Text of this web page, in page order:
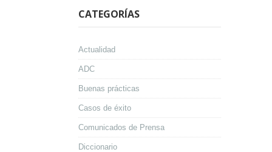
CATEGORÍAS
Actualidad
ADC
Buenas prácticas
Casos de éxito
Comunicados de Prensa
Diccionario